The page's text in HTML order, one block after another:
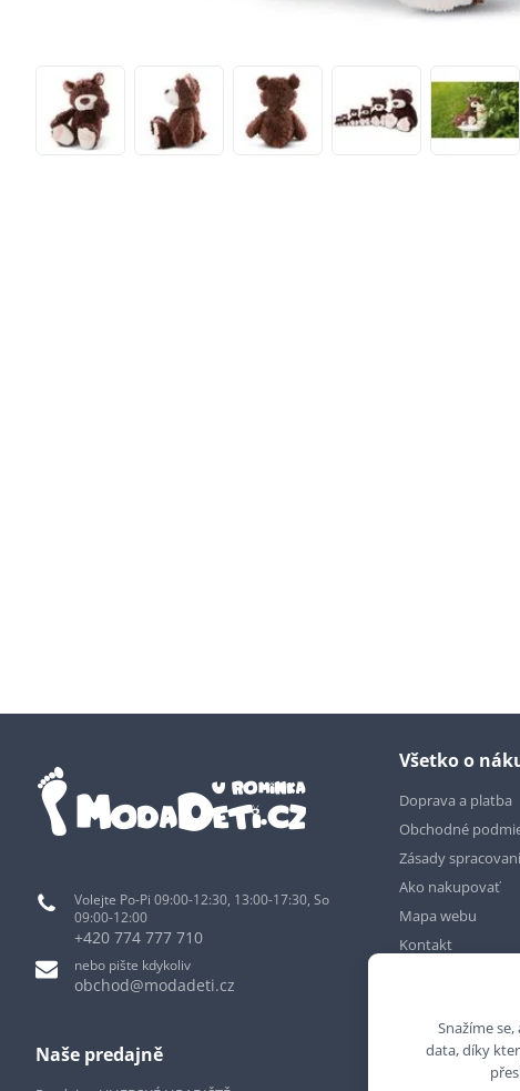
Volejte Po-Pi 09:00-12:30, 13:00-17:30, So
09:00-12:00
+420 774 777 710
nebo pište kdykoliv
obchod@modadeti.cz
Naše predajně
Všetko o
Doprava a platba
Obchodné
Zásady
Ako nakupovať
Mapa webu
Kontakt
Snažíme
data, díky